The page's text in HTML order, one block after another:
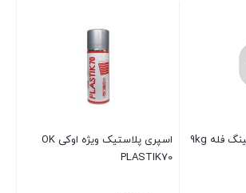
چسب آب بندی نانو Z90 گالن ۴
چسب دوقلو اپوکسی جی بی ولد
JB WELD